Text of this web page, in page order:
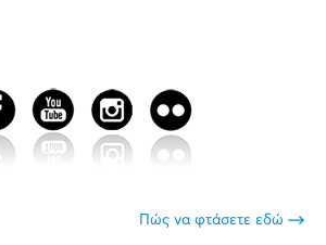
Πώς να φτάσετε εδώ